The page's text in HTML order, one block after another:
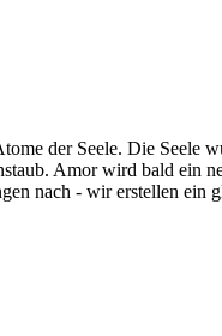
der Seele. Die Seele
Amor wird bald ein
nach - wir erstellen ein